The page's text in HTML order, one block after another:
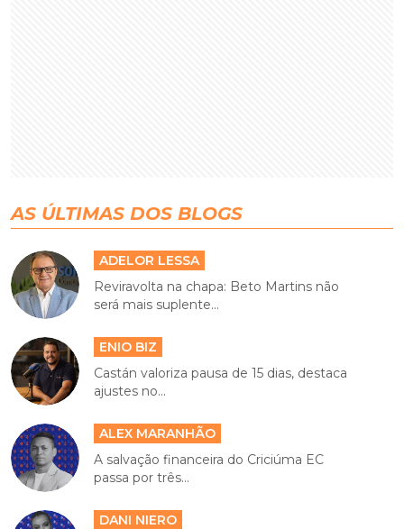
AS ÚLTIMAS DOS BLOGS
ADELOR LESSA
Reviravolta na chapa: Beto Martins não
será mais suplente...
ENIO BIZ
Castán valoriza pausa de 15 dias, destaca
ajustes no...
ALEX MARANHÃO
A salvação financeira do Criciúma EC
passa por três...
DANI NIERO